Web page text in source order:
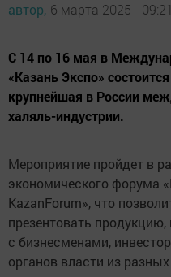
автор, 6 марта 2025 - 09:21
С 14 по 16 мая в
«Казань Экспо»
крупнейшая в России
халяль-индустрии.
Мероприятие пройдет в
экономического форума
KazanForum», что
презентовать
с бизнесменами,
органов власти из